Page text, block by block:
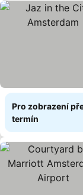
Pro zobrazení
termín